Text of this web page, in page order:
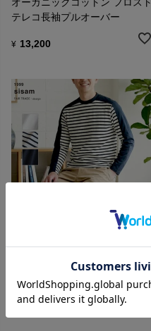
テレコ長袖プルオーバー
¥ 13,200
クス長袖Tシャツ
8,250